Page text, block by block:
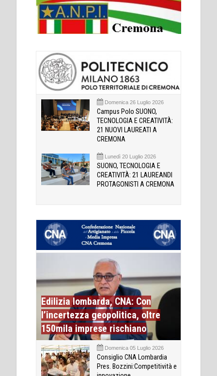
Domenica 26 Luglio 2026
Campus Polo SUONO,
TECNOLOGIA E CREATIVITÀ:
21 NUOVI LAUREATI A
CREMONA
Lunedì 20 Luglio 2026
SUONO, TECNOLOGIA E
CREATIVITÀ: 21 LAUREANDI
PROTAGONISTI A CREMONA
Edilizia lombarda, CNA: Con
l’incertezza geopolitica, oltre
150mila imprese rischiano
Domenica 05 Luglio 2026
Consiglio CNA Lombardia
Pres. Bozzini:Competitività e